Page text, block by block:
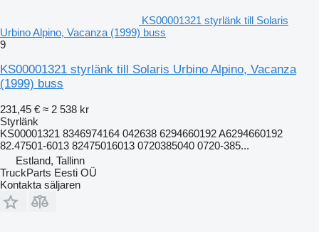
KS00001321 styrlänk till Solaris
Urbino Alpino, Vacanza (1999) buss
9
KS00001321 styrlänk till Solaris Urbino Alpino, Vacanza
(1999) buss
231,45 € ≈ 2 538 kr
Styrlänk
KS00001321 8346974164 042638 6294660192 A6294660192
82.47501-6013 82475016013 0720385040 0720-385...
Estland, Tallinn
TruckParts Eesti OÜ
Kontakta säljaren